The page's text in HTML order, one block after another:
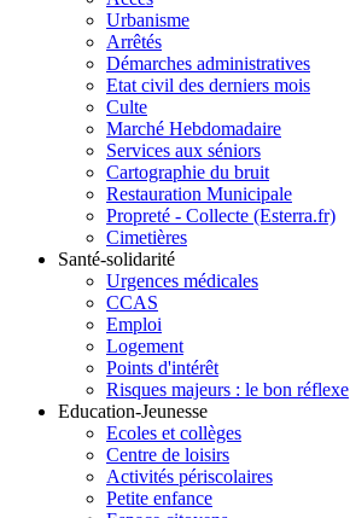
Urbanisme
Arrêtés
Démarches administratives
Etat civil des derniers mois
Culte
Marché Hebdomadaire
Services aux séniors
Cartographie du bruit
Restauration Municipale
Propreté - Collecte (Esterra.fr)
Cimetières
Santé-solidarité
Urgences médicales
CCAS
Emploi
Logement
Points d'intérêt
Risques majeurs : le bon réflexe
Education-Jeunesse
Ecoles et collèges
Centre de loisirs
Activités périscolaires
Petite enfance